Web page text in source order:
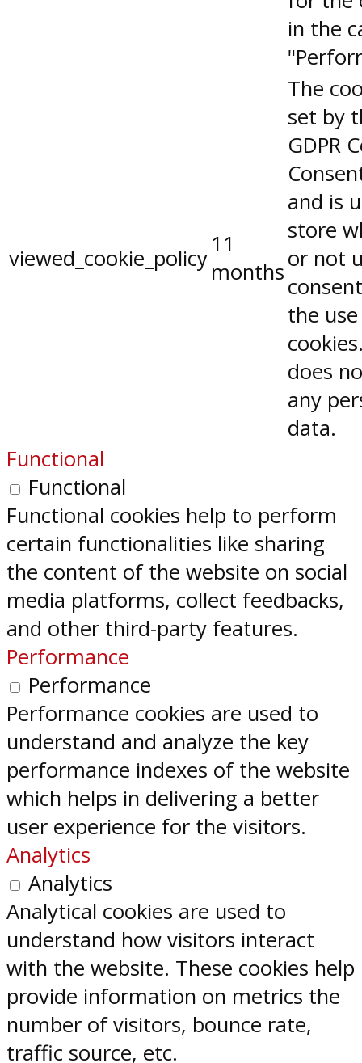
in the
viewed_cookie_policy
11
months
The
set by
GDPR
and is
store
or not
the
does
any
data.
Functional
Functional
Functional cookies help to perform
certain functionalities like sharing
the content of the website on social
media platforms, collect feedbacks,
and other third-party features.
Performance
Performance
Performance cookies are used to
understand and analyze the key
performance indexes of the website
which helps in delivering a better
user experience for the visitors.
Analytics
Analytics
Analytical cookies are used to
understand how visitors interact
with the website. These cookies help
provide information on metrics the
number of visitors, bounce rate,
traffic source, etc.